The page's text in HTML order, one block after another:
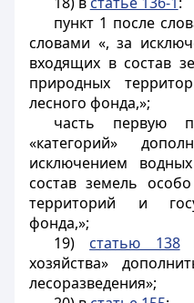
пункт 1 после
словами «, за
входящих в состав
природных
лесного фонда,»;
часть первую
«категорий»
исключением
состав земель
территорий и
фонда,»;
19) статью 138
хозяйства»
лесоразведения»;